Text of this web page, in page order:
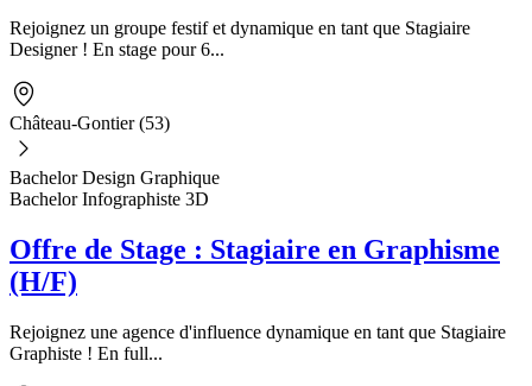
Rejoignez un groupe festif et dynamique en tant que Stagiaire
Designer ! En stage pour 6...
Château-Gontier (53)
Bachelor Design Graphique
Bachelor Infographiste 3D
Offre de Stage : Stagiaire en Graphisme
(H/F)
Rejoignez une agence d'influence dynamique en tant que Stagiaire
Graphiste ! En full...